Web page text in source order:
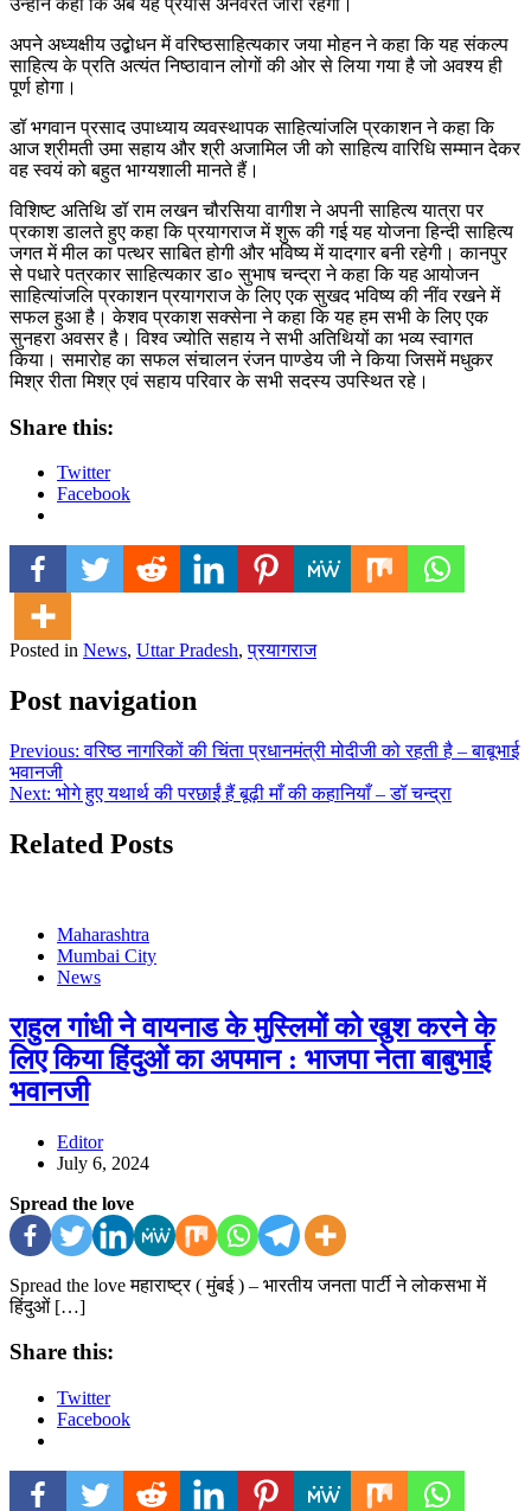
अपने अध्यक्षीय उद्बोधन में वरिष्ठसाहित्यकार जया मोहन ने कहा कि यह संकल्प
साहित्य के प्रति अत्यंत निष्ठावान लोगों की ओर से लिया गया है जो अवश्य ही
पूर्ण होगा।
डॉ भगवान प्रसाद उपाध्याय व्यवस्थापक साहित्यांजलि प्रकाशन ने कहा कि
आज श्रीमती उमा सहाय और श्री अजामिल जी को साहित्य वारिधि सम्मान देकर
वह स्वयं को बहुत भाग्यशाली मानते हैं।
विशिष्ट अतिथि डॉ राम लखन चौरसिया वागीश ने अपनी साहित्य यात्रा पर
प्रकाश डालते हुए कहा कि प्रयागराज में शुरू की गई यह योजना हिन्दी साहित्य
जगत में मील का पत्थर साबित होगी और भविष्य में यादगार बनी रहेगी। कानपुर
से पधारे पत्रकार साहित्यकार डा० सुभाष चन्द्रा ने कहा कि यह आयोजन
साहित्यांजलि प्रकाशन प्रयागराज के लिए एक सुखद भविष्य की नींव रखने में
सफल हुआ है। केशव प्रकाश सक्सेना ने कहा कि यह हम सभी के लिए एक
सुनहरा अवसर है। विश्व ज्योति सहाय ने सभी अतिथियों का भव्य स्वागत
किया। समारोह का सफल संचालन रंजन पाण्डेय जी ने किया जिसमें मधुकर
मिश्र रीता मिश्र एवं सहाय परिवार के सभी सदस्य उपस्थित रहे।
Share this:
Twitter
Facebook
Posted in News, Uttar Pradesh,प्रयागराज
Post navigation
Previous: वरिष्ठ नागरिकों की चिंता प्रधानमंत्री मोदीजी को रहती है – बाबूभाई
भवानजी
Next: भोगे हुए यथार्थ की परछाईं हैं बूढ़ी माँ की कहानियाँ – डॉ चन्द्रा
Related Posts
Maharashtra
Mumbai City
News
राहुल गांधी ने वायनाड के मुस्लिमों को खुश करने के
लिए किया हिंदुओं का अपमान : भाजपा नेता बाबुभाई
भवानजी
Editor
July 6, 2024
Spread the love
Spread the love महाराष्ट्र ( मुंबई ) – भारतीय जनता पार्टी ने लोकसभा में
हिंदुओं […]
Share this:
Twitter
Facebook